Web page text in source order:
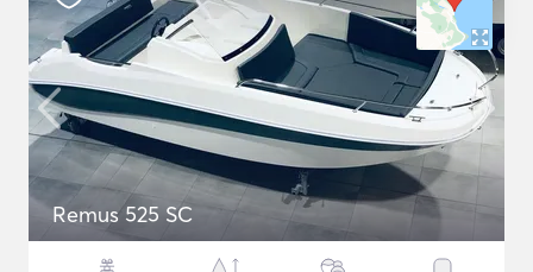
Remus 525 SC